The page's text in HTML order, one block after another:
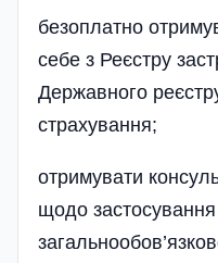
безоплатно
себе з Реєстру
Державного
страхування;
отримувати
щодо